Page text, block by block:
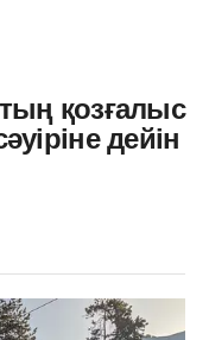
қозғалыс
дейін